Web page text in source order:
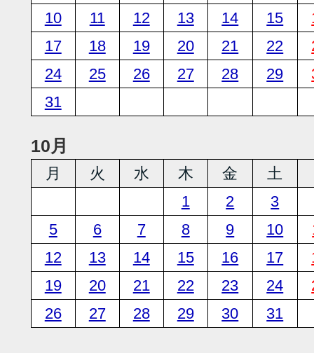
10
11 12 13 14 15
17
18 19 20 21 22
24
25 26 27 28 29
31
10月
月 火 水 木 金 土
1
2
3
5
6 7 8 9 10
12
13 14 15 16 17
19
20 21 22 23 24
26
27 28 29 30 31